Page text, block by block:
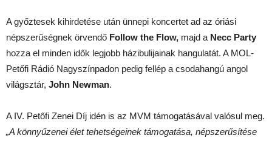
A győztesek kihirdetése után ünnepi koncertet ad az óriási
népszerűségnek örvendő Follow the Flow, majd a Necc Party
hozza el minden idők legjobb házibulijainak hangulatát. A MOL-
Petőfi Rádió Nagyszínpadon pedig fellép a csodahangú angol
világsztár, John Newman.
A IV. Petőfi Zenei Díj idén is az MVM támogatásával valósul meg.
„A könnyűzenei élet tehetségeinek támogatása, népszerűsítése